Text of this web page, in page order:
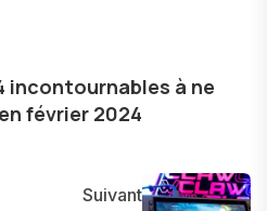
technologiques. Armé
j'aime dévoiler les
innovations, partageant
découvertes avec la
des frontières de la
incontournables à ne
février 2024
Suivant